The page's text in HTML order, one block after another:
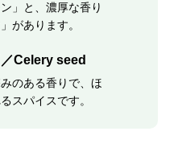
」と、濃厚な香り
があります。
Celery seed
のある香りで、ほ
スパイスです。